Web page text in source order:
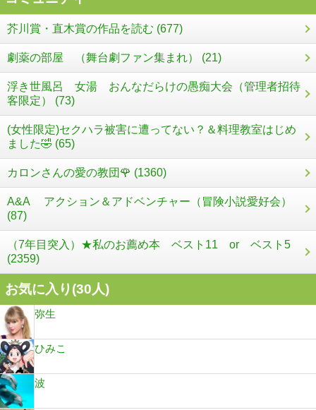
芥川賞・直木賞の作品を読む (677)
劇薬の部屋 （舞台劇ファン集まれ） (21)
浮き世風呂 女湯 おんなだらけの愚痴大会（管理者招待
客限定） (73)
(女性限定)セクハラ被害に遭ってない？＆料理教室はじめ
ました🤣 (65)
カロンさんの愛の教団🌹 (1360)
A&A アクション＆アドベンチャー（冒険小説愛好会）
(87)
（7年目突入）★私のお薦め本 ベスト11 or ベスト5
(2359)
お気に入り(30人)
弥生
ひみこ
波